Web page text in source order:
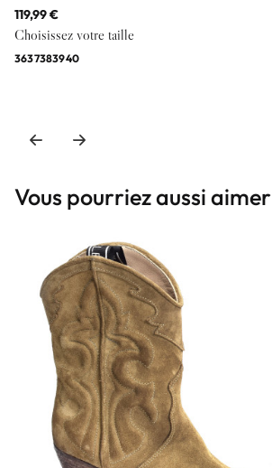
119,99 €
Choisissez votre taille
3637383940
Vous pourriez aussi aimer